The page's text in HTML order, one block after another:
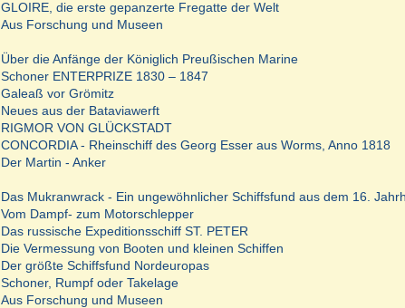
GLOIRE, die erste gepanzerte Fregatte der Welt
Aus Forschung und Museen
Über die Anfänge der Königlich Preußischen Marine
Schoner ENTERPRIZE 1830 – 1847
Galeaß vor Grömitz
Neues aus der Bataviawerft
RIGMOR VON GLÜCKSTADT
CONCORDIA - Rheinschiff des Georg Esser aus Worms, Anno 1818
Der Martin - Anker
Das Mukranwrack - Ein ungewöhnlicher Schiffsfund aus dem 16.
Vom Dampf- zum Motorschlepper
Das russische Expeditionsschiff ST. PETER
Die Vermessung von Booten und kleinen Schiffen
Der größte Schiffsfund Nordeuropas
Schoner, Rumpf oder Takelage
Aus Forschung und Museen